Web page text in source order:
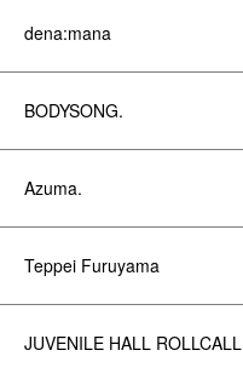
dena:mana
BODYSONG.
Azuma.
Teppei Furuyama
JUVENILE HALL ROLLCALL